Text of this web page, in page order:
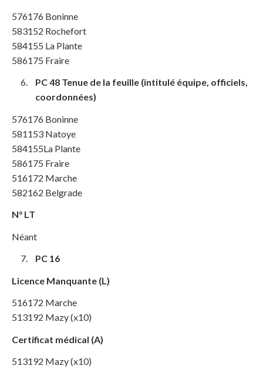
576176 Boninne
583152 Rochefort
584155 La Plante
586175 Fraire
PC 48 Tenue de la feuille (intitulé équipe, officiels,
coordonnées)
576176 Boninne
581153 Natoye
584155La Plante
586175 Fraire
516172 Marche
582162 Belgrade
N° LT
Néant
PC 16
Licence Manquante (L)
516172 Marche
513192 Mazy (x10)
Certificat médical (A)
513192 Mazy (x10)